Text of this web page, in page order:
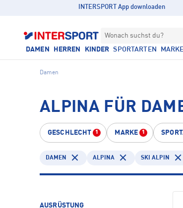
INTERSPORT App downloaden
Wonach suchst du?
DAMEN HERREN KINDER SPORTARTEN
Damen
ALPINA FÜR
GESCHLECHT 1 MARKE 1
DAMEN ALPINA SKI ALPIN
AUSRÜSTUNG